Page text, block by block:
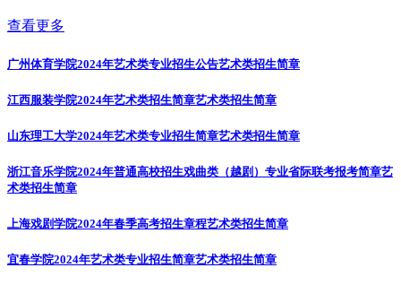
查看更多
广州体育学院2024年艺术类专业招生公告艺术类招生简章
江西服装学院2024年艺术类招生简章艺术类招生简章
山东理工大学2024年艺术类专业招生简章艺术类招生简章
浙江音乐学院2024年普通高校招生戏曲类（越剧）专业省际联考报考简章艺
术类招生简章
上海戏剧学院2024年春季高考招生章程艺术类招生简章
宜春学院2024年艺术类专业招生简章艺术类招生简章